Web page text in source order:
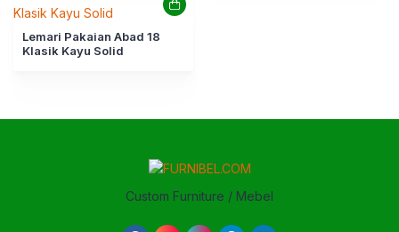
Lemari Pakaian Abad 18
Klasik Kayu Solid
Custom Furniture / Mebel